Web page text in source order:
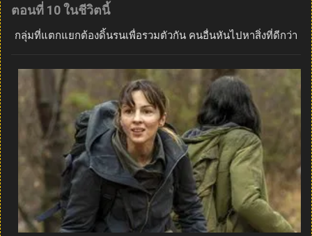
ตอนที่ 10 ในชีวิตนี้
กลุ่มที่แตกแยกต้องดิ้นรนเพื่อรวมตัวกัน คนอื่นหันไปหาสิ่งที่ดีกว่า